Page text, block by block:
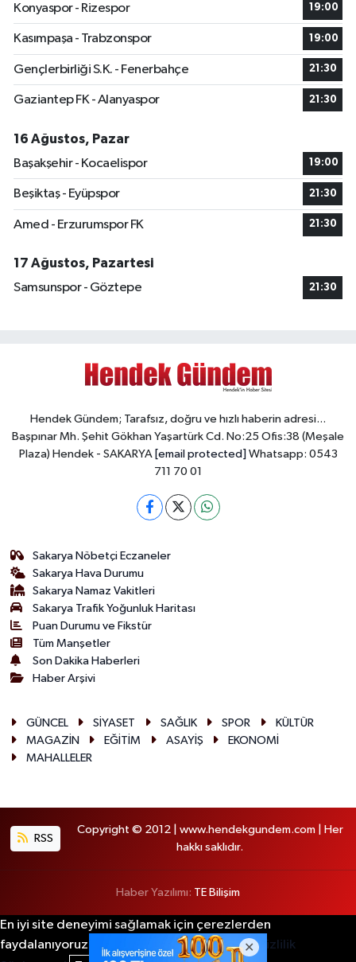
Konyaspor - Rizespor
19:00
Kasımpaşa - Trabzonspor 19:00
Gençlerbirliği S.K. - Fenerbahçe 21:30
Gaziantep FK - Alanyaspor 21:30
16 Ağustos, Pazar
Başakşehir - Kocaelispor
19:00
Beşiktaş - Eyüpspor 21:30
Amed - Erzurumspor FK 21:30
17 Ağustos, Pazartesi
Samsunspor - Göztepe
21:30
Hendek Gündem; Tarafsız, doğru ve hızlı haberin adresi...
Başpınar Mh. Şehit Gökhan Yaşartürk Cd. No:25 Ofis:38 (Meşale
Plaza) Hendek - SAKARYA [email protected] Whatsapp: 0543
711 70 01
Sakarya Nöbetçi Eczaneler
Sakarya Hava Durumu
Sakarya Namaz Vakitleri
Sakarya Trafik Yoğunluk Haritası
Puan Durumu ve Fikstür
Tüm Manşetler
Son Dakika Haberleri
Haber Arşivi
GÜNCEL SİYASET SAĞLIK SPOR
KÜLTÜR
MAGAZİN
EĞİTİM ASAYİŞ
EKONOMİ
MAHALLELER
RSS
Copyright © 2012 | www.hendekgundem.com | Her
hakkı saklıdır.
Haber Yazılımı: TE Bilişim
En iyi site deneyimi sağlamak için çerezlerden
faydalanıyoruz. Detaylar için lütfen tıklayın.Gizlilik